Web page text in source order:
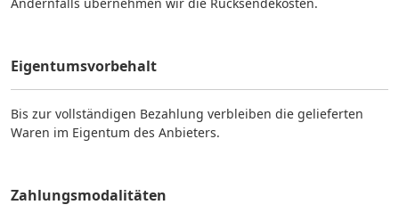
Eigentumsvorbehalt
Bis zur vollständigen Bezahlung verbleiben die gelieferten
Waren im Eigentum des Anbieters.
Zahlungsmodalitäten